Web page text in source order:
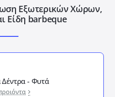
Εξωτερικών Xώρων,
Είδη barbeque
Δέντρα - Φυτά